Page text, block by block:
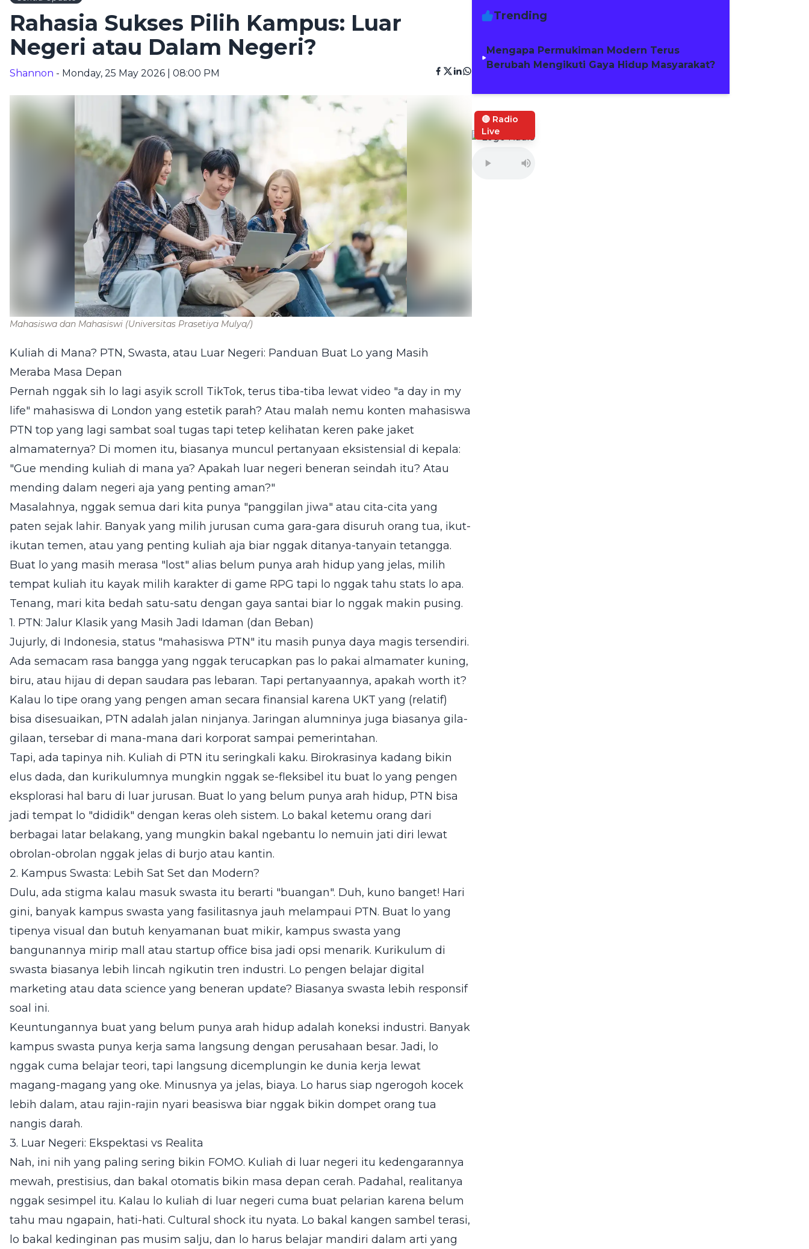
Rahasia Sukses Pilih Kampus: Luar
Negeri atau Dalam Negeri?
Shannon - Monday, 25 May 2026 | 08:00 PM
Mahasiswa dan Mahasiswi (Universitas Prasetiya Mulya/)
Kuliah di Mana? PTN, Swasta, atau Luar Negeri: Panduan Buat Lo yang Masih
Meraba Masa Depan
Pernah nggak sih lo lagi asyik scroll TikTok, terus tiba-tiba lewat video "a day in my
life" mahasiswa di London yang estetik parah? Atau malah nemu konten mahasiswa
PTN top yang lagi sambat soal tugas tapi tetep kelihatan keren pake jaket
almamaternya? Di momen itu, biasanya muncul pertanyaan eksistensial di kepala:
"Gue mending kuliah di mana ya? Apakah luar negeri beneran seindah itu? Atau
mending dalam negeri aja yang penting aman?"
Masalahnya, nggak semua dari kita punya "panggilan jiwa" atau cita-cita yang
paten sejak lahir. Banyak yang milih jurusan cuma gara-gara disuruh orang tua, ikut-
ikutan temen, atau yang penting kuliah aja biar nggak ditanya-tanyain tetangga.
Buat lo yang masih merasa "lost" alias belum punya arah hidup yang jelas, milih
tempat kuliah itu kayak milih karakter di game RPG tapi lo nggak tahu stats lo apa.
Tenang, mari kita bedah satu-satu dengan gaya santai biar lo nggak makin pusing.
1. PTN: Jalur Klasik yang Masih Jadi Idaman (dan Beban)
Jujurly, di Indonesia, status "mahasiswa PTN" itu masih punya daya magis tersendiri.
Ada semacam rasa bangga yang nggak terucapkan pas lo pakai almamater kuning,
biru, atau hijau di depan saudara pas lebaran. Tapi pertanyaannya, apakah worth it?
Kalau lo tipe orang yang pengen aman secara finansial karena UKT yang (relatif)
bisa disesuaikan, PTN adalah jalan ninjanya. Jaringan alumninya juga biasanya gila-
gilaan, tersebar di mana-mana dari korporat sampai pemerintahan.
Tapi, ada tapinya nih. Kuliah di PTN itu seringkali kaku. Birokrasinya kadang bikin
elus dada, dan kurikulumnya mungkin nggak se-fleksibel itu buat lo yang pengen
eksplorasi hal baru di luar jurusan. Buat lo yang belum punya arah hidup, PTN bisa
jadi tempat lo "dididik" dengan keras oleh sistem. Lo bakal ketemu orang dari
berbagai latar belakang, yang mungkin bakal ngebantu lo nemuin jati diri lewat
obrolan-obrolan nggak jelas di burjo atau kantin.
2. Kampus Swasta: Lebih Sat Set dan Modern?
Dulu, ada stigma kalau masuk swasta itu berarti "buangan". Duh, kuno banget! Hari
gini, banyak kampus swasta yang fasilitasnya jauh melampaui PTN. Buat lo yang
tipenya visual dan butuh kenyamanan buat mikir, kampus swasta yang
bangunannya mirip mall atau startup office bisa jadi opsi menarik. Kurikulum di
swasta biasanya lebih lincah ngikutin tren industri. Lo pengen belajar digital
marketing atau data science yang beneran update? Biasanya swasta lebih responsif
soal ini.
Keuntungannya buat yang belum punya arah hidup adalah koneksi industri. Banyak
kampus swasta punya kerja sama langsung dengan perusahaan besar. Jadi, lo
nggak cuma belajar teori, tapi langsung dicemplungin ke dunia kerja lewat
magang-magang yang oke. Minusnya ya jelas, biaya. Lo harus siap ngerogoh kocek
lebih dalam, atau rajin-rajin nyari beasiswa biar nggak bikin dompet orang tua
nangis darah.
3. Luar Negeri: Ekspektasi vs Realita
Nah, ini nih yang paling sering bikin FOMO. Kuliah di luar negeri itu kedengarannya
mewah, prestisius, dan bakal otomatis bikin masa depan cerah. Padahal, realitanya
nggak sesimpel itu. Kalau lo kuliah di luar negeri cuma buat pelarian karena belum
tahu mau ngapain, hati-hati. Cultural shock itu nyata. Lo bakal kangen sambel terasi,
lo bakal kedinginan pas musim salju, dan lo harus belajar mandiri dalam arti yang
Trending
Mengapa Permukiman Modern Terus
Berubah Mengikuti Gaya Hidup Masyarakat?
🔴 Radio
Live